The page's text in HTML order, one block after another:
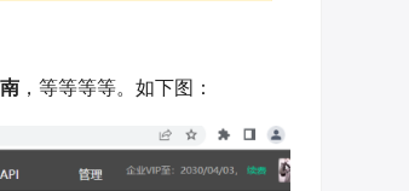
，等等等等。如下图：